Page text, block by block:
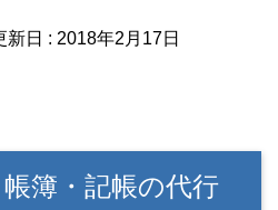
新日 : 2018年2月17日
簿・記帳の代行